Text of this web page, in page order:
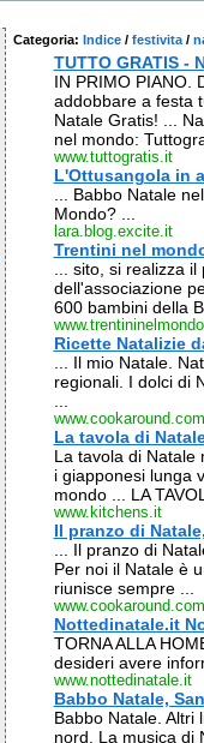
Categoria: Indice / festivita /
TUTTO GRATIS -
IN PRIMO PIANO.
addobbare a festa
Natale Gratis! ...
nel mondo:
www.tuttogratis.it
L'Ottusangola in
... Babbo Natale
Mondo? ...
lara.blog.excite.it
Trentini nel
... sito, si realizza
dell'associazione
600 bambini della
Ricette Natalizie
... Il mio Natale.
regionali. I dolci di
www.cookaround.com
La tavola di
La tavola di Natale
i giapponesi lunga
mondo ... LA
www.kitchens.it
Il pranzo di
... Il pranzo di
Per noi il Natale è
riunisce sempre ...
www.cookaround.com
Nottedinatale.it
TORNA ALLA
desideri avere
www.nottedinatale.it
Babbo Natale,
Babbo Natale. Altri
nord. La musica di